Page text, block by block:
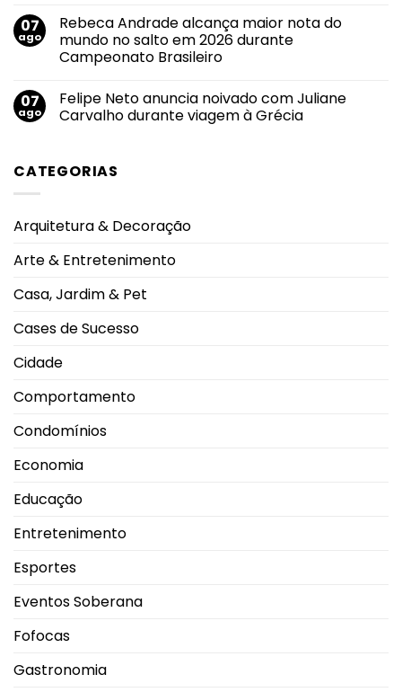
principais
emissoras
do
Triângulo
uso
de
cigarros
eletrônicos
antecipa
lesões
pulmonares
oncológico
em
Agosto
Lilás
2026:
transformar
em
proteção
07
ago
Rebeca Andrade alcança maior nota do
mundo no salto em 2026 durante
Campeonato Brasileiro
em
Rebeca
Andrade
do
mundo
2026
Brasileiro
07
ago
Felipe Neto anuncia noivado com Juliane
Carvalho durante viagem à Grécia
Felipe
Neto
Juliane
viagem
CATEGORIAS
Arquitetura & Decoração
Arte & Entretenimento
Casa, Jardim & Pet
Cases de Sucesso
Cidade
Comportamento
Condomínios
Economia
Educação
Entretenimento
Esportes
Eventos Soberana
Fofocas
Gastronomia